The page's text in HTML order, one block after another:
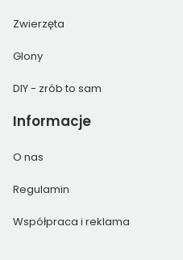
Zwierzęta
Glony
DIY - zrób to sam
Informacje
O nas
Regulamin
Współpraca i reklama